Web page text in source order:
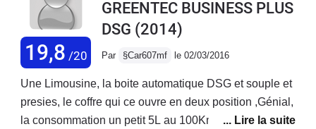
coffre, finition correct et robuste, tenu de route correct,
consommation 4,7/ 5.2 (je respect les limitation de
vitesse, mais pas moins)Haut parleur de bonne qualité
et réception radio correcte.Moteur performant et sobre (
aucun changement après la modification du
logiciel)Point faible : Visibilité à l'avant compliqué en
ville " attention au piéton et vélo, les montants sont trop
19,8 /20
GREENTEC BUSINESS PLUS
DSG (2014)
Par §Car607mf le 02/03/2016
Une Limousine, la boite automatique DSG et souple et
presies, le coffre qui ce ouvre en deux position ,Génial,
la consommation un petit 5L au 100Km, tout et dedans,